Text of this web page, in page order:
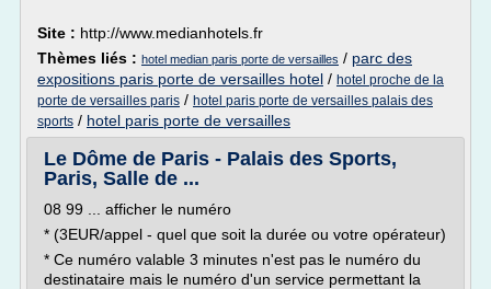
Site : http://www.medianhotels.fr
Thèmes liés : hotel median paris porte de versailles / parc des
expositions paris porte de versailles hotel / hotel proche de la
porte de versailles paris / hotel paris porte de versailles palais des
sports / hotel paris porte de versailles
Le Dôme de Paris - Palais des Sports,
Paris, Salle de ...
08 99 ... afficher le numéro
* (3EUR/appel - quel que soit la durée ou votre opérateur)
* Ce numéro valable 3 minutes n'est pas le numéro du
destinataire mais le numéro d'un service permettant la